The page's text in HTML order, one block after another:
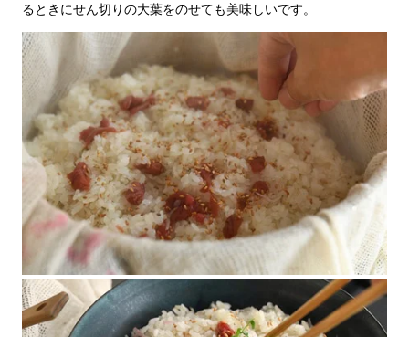
るときにせん切りの大葉をのせても美味しいです。